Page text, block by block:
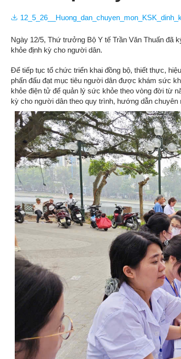
Dự thảo xin
kiến
Ngày 12/5, Thứ trưởng Bộ Y tế Trần Văn Thuấn đã
khỏe định kỳ cho người dân.
Để tiếp tục tổ chức triển khai đồng bộ, thiết thực,
phấn đấu đạt mục tiêu người dân được khám sức
khỏe điện tử để quản lý sức khỏe theo vòng đời từ
kỳ cho người dân theo quy trình, hướng dẫn chuyên